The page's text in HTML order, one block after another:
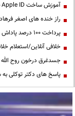
آموزش ساخت Apple ID برای کاربران ایرانی
راز خنده های اصغر
پرداخت ۱۰۰ درصد پاداش پایان خدمت فرهنگیان
خلافی آنلاین/استعلام
جسدغرق درخون روح
پاسخ های دکتر توکلی